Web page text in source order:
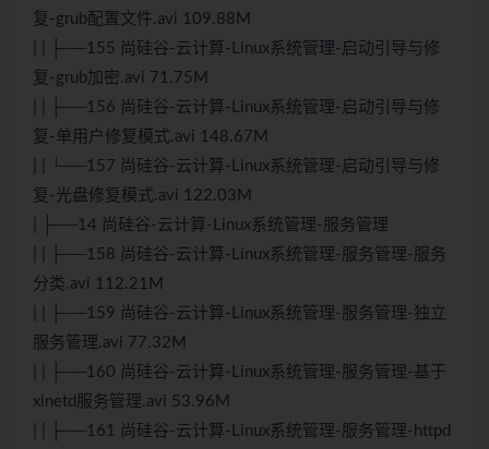
复-grub配置文件.avi 109.88M
| | ├──155 尚硅谷-云计算-Linux系统管理-启动引导与修
复-grub加密.avi 71.75M
| | ├──156 尚硅谷-云计算-Linux系统管理-启动引导与修
复-单用户修复模式.avi 148.67M
| | └──157 尚硅谷-云计算-Linux系统管理-启动引导与修
复-光盘修复模式.avi 122.03M
| ├──14 尚硅谷-云计算-Linux系统管理-服务管理
| | ├──158 尚硅谷-云计算-Linux系统管理-服务管理-服务
分类.avi 112.21M
| | ├──159 尚硅谷-云计算-Linux系统管理-服务管理-独立
服务管理.avi 77.32M
| | ├──160 尚硅谷-云计算-Linux系统管理-服务管理-基于
xinetd服务管理.avi 53.96M
| | ├──161 尚硅谷-云计算-Linux系统管理-服务管理-httpd